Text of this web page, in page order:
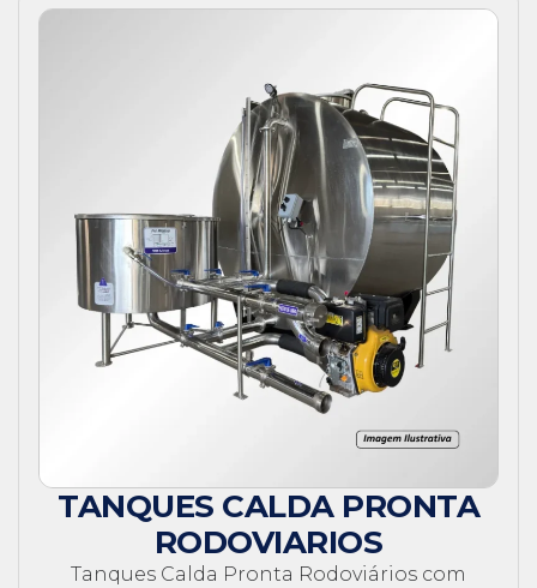
TANQUES CALDA PRONTA
RODOVIARIOS
Tanques Calda Pronta Rodoviários com